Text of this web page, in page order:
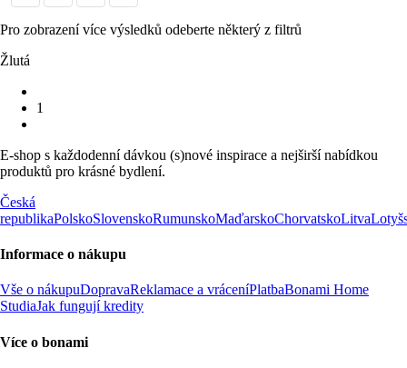
Pro zobrazení více výsledků odeberte některý z filtrů
Žlutá
1
E-shop s každodenní dávkou (s)nové inspirace a nejširší nabídkou
produktů pro krásné bydlení.
Česká
republikaPolskoSlovenskoRumunskoMaďarskoChorvatskoLitva
Informace o nákupu
Vše o nákupuDopravaReklamace a vráceníPlatbaBonami Home
StudiaJak fungují kredity
Více o bonami